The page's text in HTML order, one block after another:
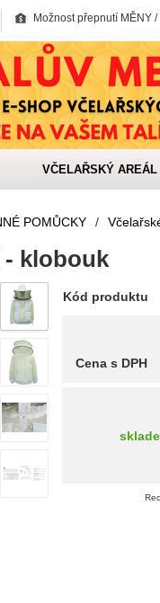
Možnost přepnutí MĚNY
VČELAŘSKÝ AREÁL
POMŮCKY /
- klobouk
Kód produktu
Cena s DPH